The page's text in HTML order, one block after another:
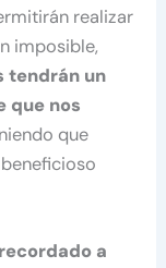
realizar
imposible,
tendrán un
que nos
que
a